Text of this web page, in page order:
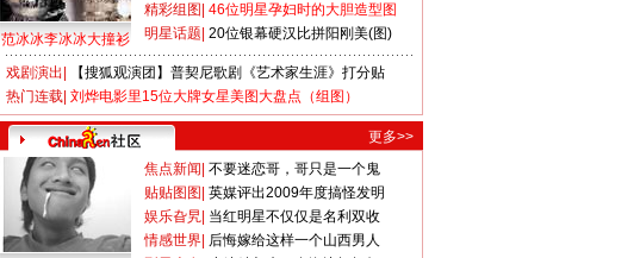
范冰冰李冰冰大撞衫
精彩组图 46位明星孕妇时的大胆造型图
明星话题 20位银幕硬汉比拼阳刚美(图)
戏剧演出
【搜狐观演团】普契尼歌剧《艺术家生涯》打分贴
热门连载 刘烨电影里15位大牌女星美图大盘点（组图）
更多>>
焦点新闻 不要迷恋哥，哥只是一个鬼
贴贴图图 英媒评出2009年度搞怪发明
娱乐旮旯 当红明星不仅仅是名利双收
情感世界 后悔嫁给这样一个山西男人